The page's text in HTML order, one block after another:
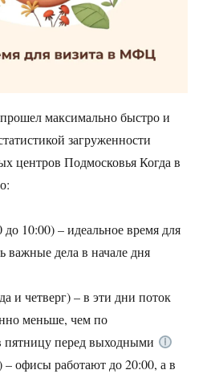
максимально быстро и
загруженности
центров Подмосковья Когда в
10:00) – идеальное время для
важные дела в начале дня
и четверг) – в эти дни поток
меньше, чем по
пятницу перед выходными
– офисы работают до 20:00, а в